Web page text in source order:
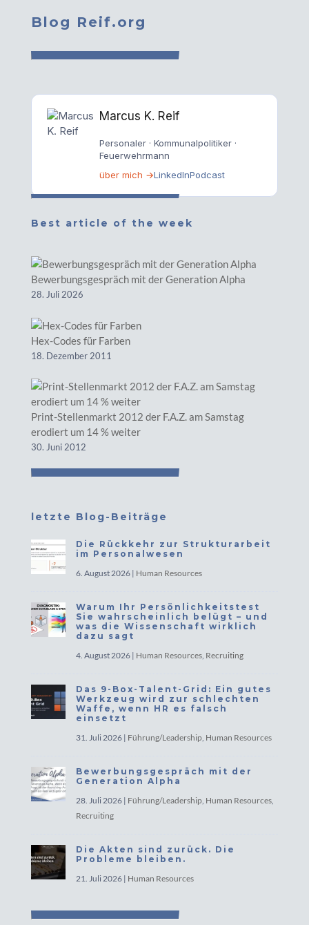
Blog Reif.org
Marcus K. Reif
Personaler · Kommunalpolitiker ·
Feuerwehrmann
über mich →LinkedInPodcast
Best article of the week
Bewerbungsgespräch mit der Generation Alpha
28. Juli 2026
Hex-Codes für Farben
18. Dezember 2011
Print-Stellenmarkt 2012 der F.A.Z. am Samstag
erodiert um 14 % weiter
30. Juni 2012
letzte Blog-Beiträge
Die Rückkehr zur Strukturarbeit
im Personalwesen
6. August 2026| Human Resources
Warum Ihr Persönlichkeitstest
Sie wahrscheinlich belügt – und
was die Wissenschaft wirklich
dazu sagt
4. August 2026| Human Resources, Recruiting
Das 9-Box-Talent-Grid: Ein gutes
Werkzeug wird zur schlechten
Waffe, wenn HR es falsch
einsetzt
31. Juli 2026| Führung/Leadership, Human Resources
Bewerbungsgespräch mit der
Generation Alpha
28. Juli 2026| Führung/Leadership, Human Resources,
Recruiting
Die Akten sind zurück. Die
Probleme bleiben.
21. Juli 2026| Human Resources